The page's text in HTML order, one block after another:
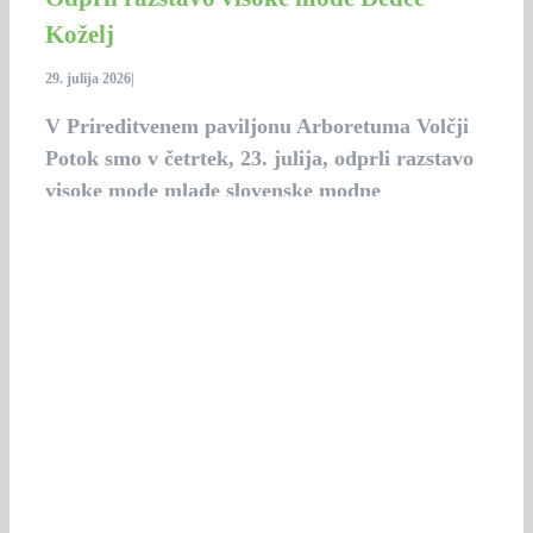
Koželj
29. julija 2026
V Prireditvenem paviljonu Arboretuma Volčji
Potok smo v četrtek, 23. julija, odprli razstavo
visoke mode mlade slovenske modne